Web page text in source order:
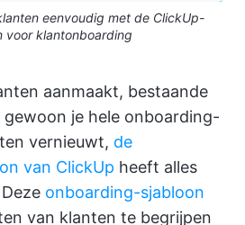
eenvoudig met de ClickUp-
voor klantonboarding
aanmaakt, bestaande
je hele onboarding-
vernieuwt, de
van ClickUp heeft alles
onboarding-sjabloon
van klanten te begrijpen